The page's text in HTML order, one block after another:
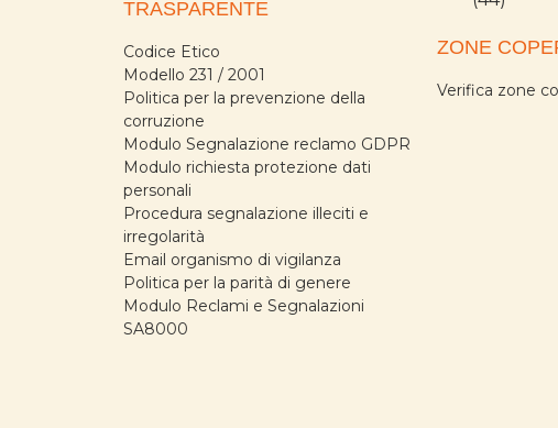
TRASPARENTE
Codice Etico
Modello 231 / 2001
Politica per la prevenzione della
corruzione
Modulo Segnalazione reclamo GDPR
Modulo richiesta protezione dati
personali
Procedura segnalazione illeciti e
irregolarità
Email organismo di vigilanza
Politica per la parità di genere
Modulo Reclami e Segnalazioni
SA8000
ZONE
Verifica zone